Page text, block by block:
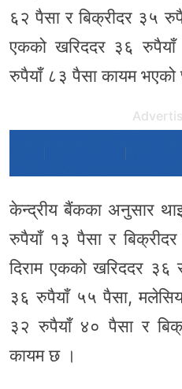
६२ पैसा र बिक्रीदर ३५
एकको खरिददर ३६
रुपैयाँ ८३ पैसा कायम भएको
केन्द्रीय बैंकका अनुसार
रुपैयाँ १३ पैसा र
दिराम एकको खरिददर ३६
३६ रुपैयाँ ५५ पैसा,
३२ रुपैयाँ ४० पैसा र
कायम छ ।